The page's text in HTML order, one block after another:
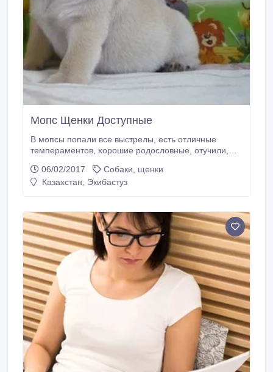
Мопс Щенки Доступные
В мопсы попали все выстрелы, есть отличные
темпераментов, хорошие родословные, отучили,
прилагаются..
06/02/2017
Собаки, щенки
Казахстан, Экибастуз